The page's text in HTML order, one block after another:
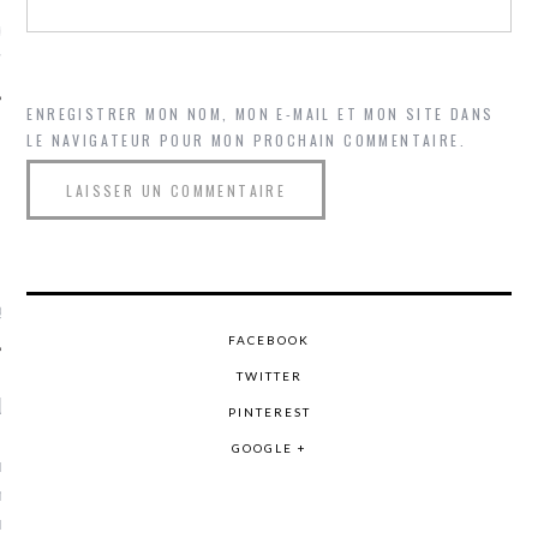
surla-femme-qui-
MOI SUR
@Isa_Monrozier
ARCACHON
je t'aime, my little bassin
comment ? "
ENREGISTRER MON NOM, MON E-MAIL ET MON SITE DANS
LE NAVIGATEUR POUR MON PROCHAIN COMMENTAIRE.
FACEBOOK
TWITTER
PINTEREST
GOOGLE +